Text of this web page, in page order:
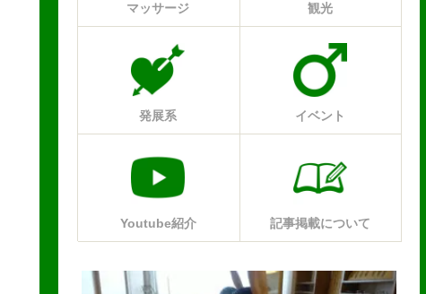
マッサージ 観光
発展系 イベント
Youtube紹介 記事掲載について